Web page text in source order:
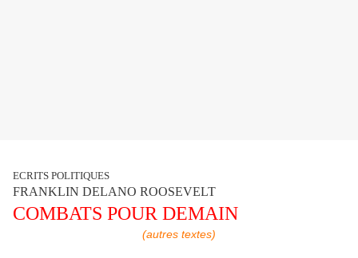
ECRITS POLITIQUES
FRANKLIN DELANO ROOSEVELT
COMBATS POUR DEMAIN
(autres textes)